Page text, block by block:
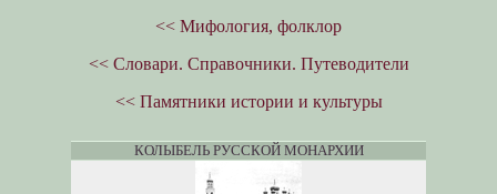
<< Мифология, фолклор
<< Словари. Справочники. Путеводители
<< Памятники истории и культуры
КОЛЫБЕЛЬ РУССКОЙ МОНАРХИИ